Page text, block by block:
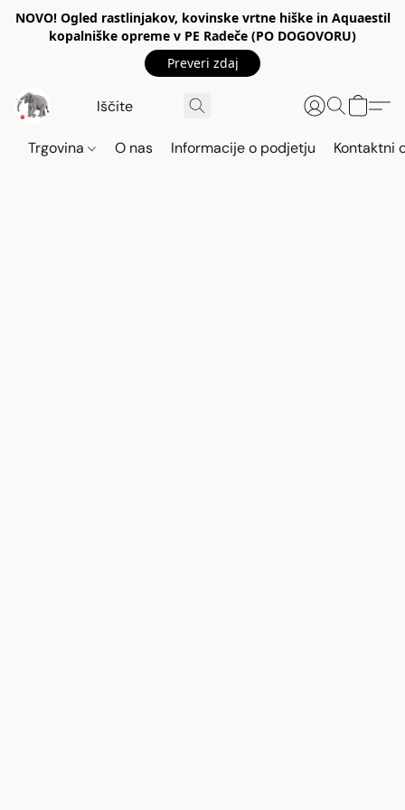
NOVO! Ogled rastlinjakov, kovinske vrtne hiške in Aquaestil
kopalniške opreme v PE Radeče (PO DOGOVORU)
Preveri zdaj
Trgovina O nas Informacije o podjetju Kontaktni